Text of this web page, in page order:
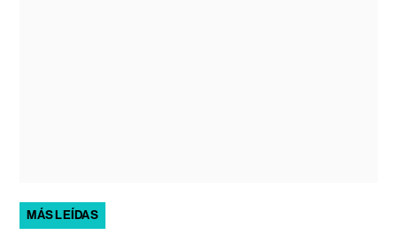
MÁS LEÍDAS